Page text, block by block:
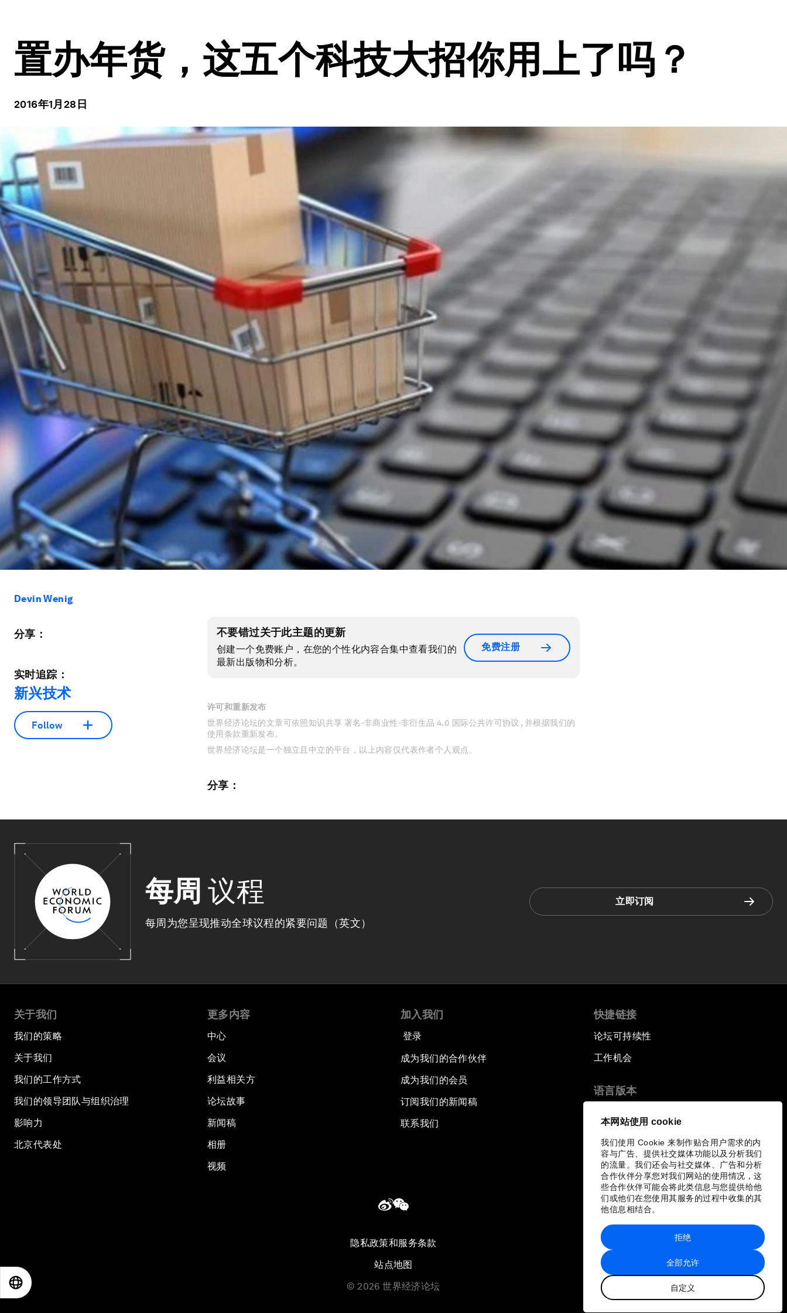
本网站使用 cookie
我们使用 Cookie 来制作贴合用户需求的内
容与广告、提供社交媒体功能以及分析我们
的流量。我们还会与社交媒体、广告和分析
合作伙伴分享您对我们网站的使用情况，这
些合作伙伴可能会将此类信息与您提供给他
们或他们在您使用其服务的过程中收集的其
他信息相结合。
全部允许
自定义
拒绝
置办年货，这五个科技大招你用上了吗？
2016年1月28日
Devin Wenig
分享：
实时追踪：
新兴技术
Follow
不要错过关于此主题的更新
创建一个免费账户，在您的个性化内容合集中查看我们的
最新出版物和分析。
免费注册
许可和重新发布
世界经济论坛的文章可依照知识共享 署名-非商业性-非衍生品 4.0 国际公共许可协议 , 并根据我们的
使用条款重新发布。
世界经济论坛是一个独立且中立的平台，以上内容仅代表作者个人观点。
分享：
每周 议程
每周为您呈现推动全球议程的紧要问题（英文）
立即订阅
关于我们
我们的策略
关于我们
我们的工作方式
我们的领导团队与组织治理
影响力
北京代表处
更多内容
中心
会议
利益相关方
论坛故事
新闻稿
相册
视频
加入我们
登录
成为我们的合作伙伴
成为我们的会员
订阅我们的新闻稿
联系我们
快捷链接
论坛可持续性
工作机会
语言版本
隐私政策和服务条款
站点地图
© 2026 世界经济论坛